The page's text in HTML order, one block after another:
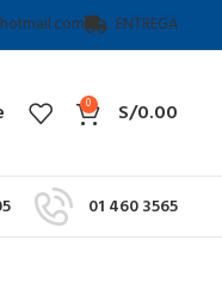
ENTREGA
0 S/0.00
01 460 3565